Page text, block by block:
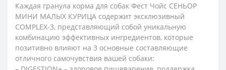
Каждая гранула корма для собак Фест Чойс СЕНЬОР
МИНИ МАЛЫХ КУРИЦА содержит эксклюзивный
COMPLEX-3, представляющий собой уникальную
комбинацию эффективных ингредиентов, которые
позитивно влияют на 3 основные составляющие
отличного самочувствия вашей собаки: